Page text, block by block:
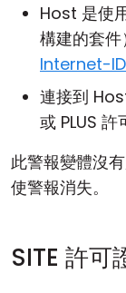
Host 是使
構建的套
Internet-
連接到
或 PLUS 許
此警報變體沒
使警報消失。
SITE 許可